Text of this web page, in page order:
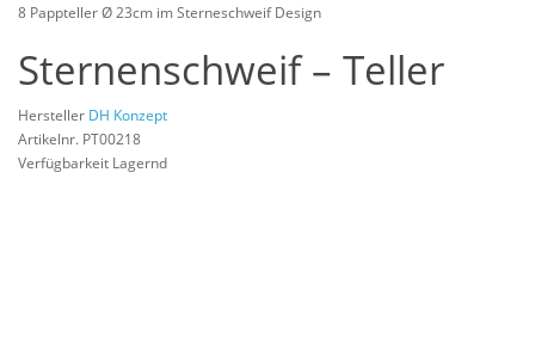
8 Pappteller Ø 23cm im Sterneschweif Design
Sternenschweif – Teller
Hersteller DH Konzept
Artikelnr. PT00218
Verfügbarkeit Lagernd